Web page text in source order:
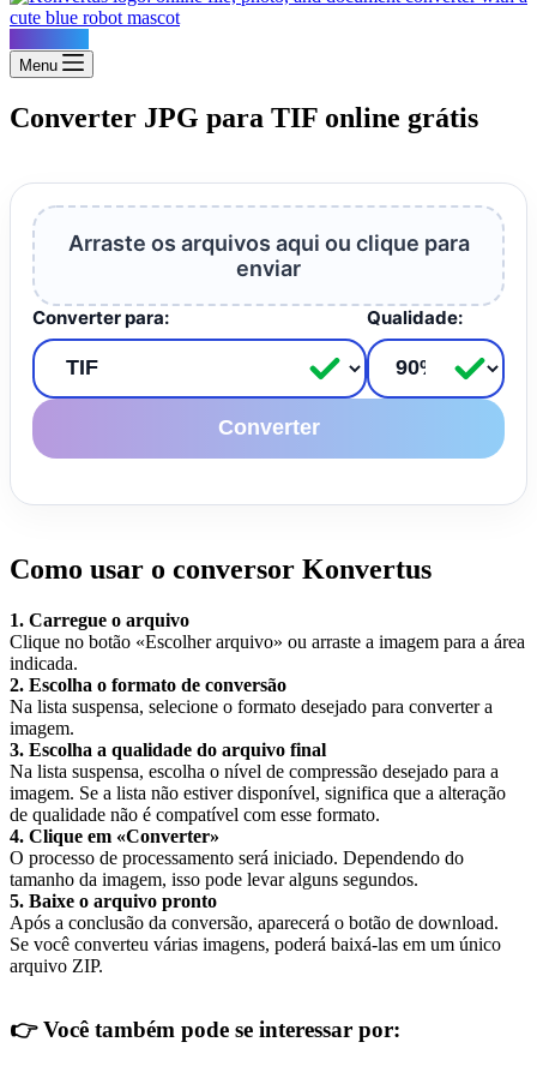
Menu
Converter JPG para TIF online grátis
Arraste os arquivos aqui ou clique para
enviar
Converter para: Qualidade:
Converter
Como usar o conversor Konvertus
1. Carregue o arquivo
Clique no botão «Escolher arquivo» ou arraste a imagem para a área
indicada.
2. Escolha o formato de conversão
Na lista suspensa, selecione o formato desejado para converter a
imagem.
3. Escolha a qualidade do arquivo final
Na lista suspensa, escolha o nível de compressão desejado para a
imagem. Se a lista não estiver disponível, significa que a alteração
de qualidade não é compatível com esse formato.
4. Clique em «Converter»
O processo de processamento será iniciado. Dependendo do
tamanho da imagem, isso pode levar alguns segundos.
5. Baixe o arquivo pronto
Após a conclusão da conversão, aparecerá o botão de download.
Se você converteu várias imagens, poderá baixá-las em um único
arquivo ZIP.
👉Você também pode se interessar por: